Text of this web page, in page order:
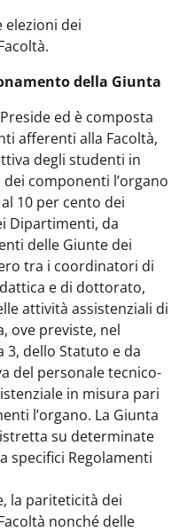
elezioni dei
della Giunta
ed è composta
afferenti alla Facoltà,
degli studenti in
componenti l’organo
10 per cento dei
Dipartimenti, da
delle Giunte dei
tra i coordinatori di
e di dottorato,
attività assistenziali di
ove previste, nel
3, dello Statuto e da
del personale tecnico-
in misura pari
l’organo. La Giunta
su determinate
specifici Regolamenti
la pariteticità dei
nonché delle